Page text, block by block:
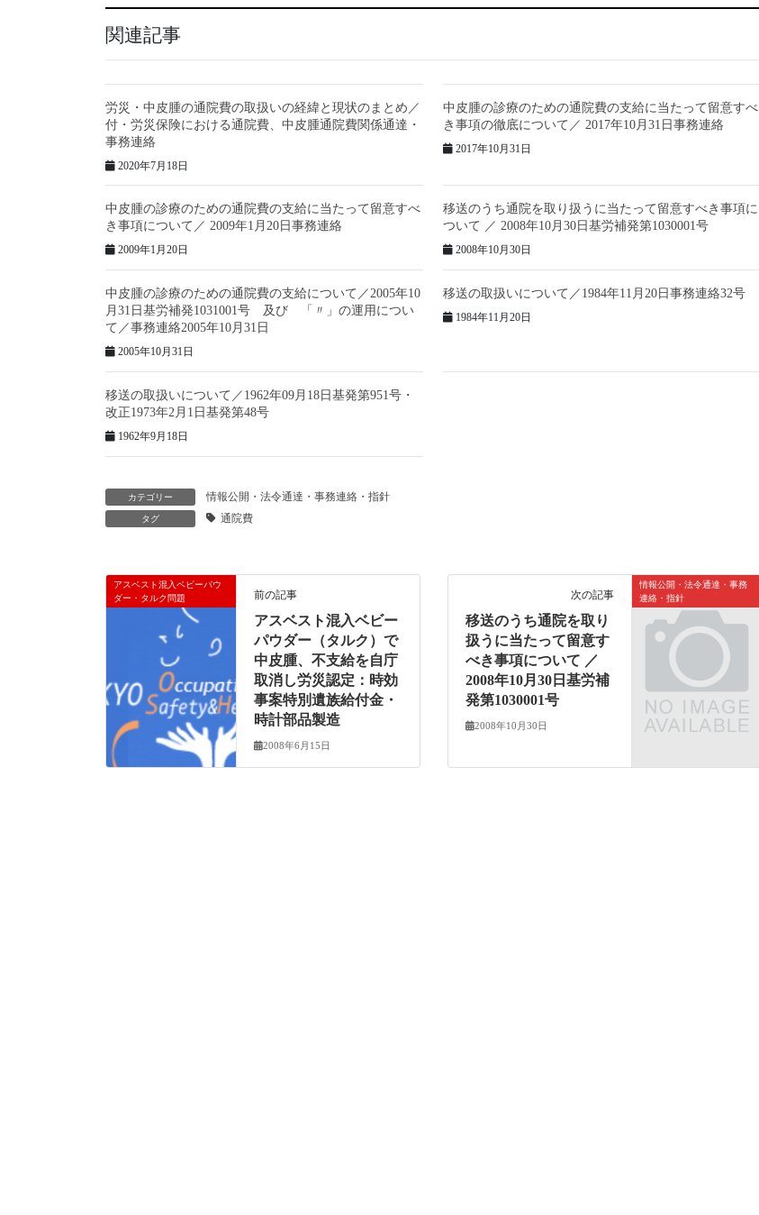
関連記事
労災・中皮腫の通院費の取扱いの経緯と現状のまとめ／
付・労災保険における通院費、中皮腫通院費関係通達・
事務連絡
2020年7月18日
中皮腫の診療のための通院費の支給に当たって留意すべ
き事項の徹底について／ 2017年10月31日事務連絡
2017年10月31日
中皮腫の診療のための通院費の支給に当たって留意すべ
き事項について／ 2009年1月20日事務連絡
2009年1月20日
移送のうち通院を取り扱うに当たって留意すべき事項に
ついて ／ 2008年10月30日基労補発第1030001号
2008年10月30日
中皮腫の診療のための通院費の支給について／2005年10
月31日基労補発1031001号 及び 「〃」の運用につい
て／事務連絡2005年10月31日
2005年10月31日
移送の取扱いについて／1984年11月20日事務連絡32号
1984年11月20日
移送の取扱いについて／1962年09月18日基発第951号・
改正1973年2月1日基発第48号
1962年9月18日
カテゴリー 情報公開・法令通達・事務連絡・指針
タグ 通院費
アスベスト混入ベビーパウ
ダー・タルク問題
前の記事
アスベスト混入ベビー
パウダー（タルク）で
中皮腫、不支給を自庁
取消し労災認定：時効
事案特別遺族給付金・
時計部品製造
2008年6月15日
情報公開・法令通達・事務
連絡・指針
次の記事
移送のうち通院を取り
扱うに当たって留意す
べき事項について ／
2008年10月30日基労補
発第1030001号
2008年10月30日